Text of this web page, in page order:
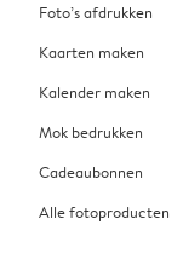
Foto’s afdrukken
Kaarten maken
Kalender maken
Mok bedrukken
Cadeaubonnen
Alle fotoproducten